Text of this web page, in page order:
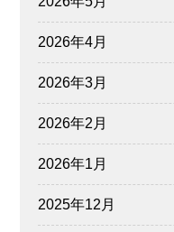
2026年4月
2026年3月
2026年2月
2026年1月
2025年12月